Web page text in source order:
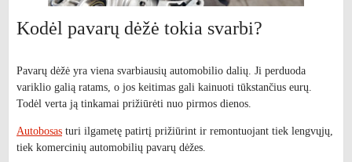
Kodėl pavarų dėžė tokia svarbi?
Pavarų dėžė yra viena svarbiausių automobilio dalių. Ji perduoda
variklio galią ratams, o jos keitimas gali kainuoti tūkstančius eurų.
Todėl verta ją tinkamai prižiūrėti nuo pirmos dienos.
Autobosas turi ilgametę patirtį prižiūrint ir remontuojant tiek lengvųjų,
tiek komercinių automobilių pavarų dėžes.